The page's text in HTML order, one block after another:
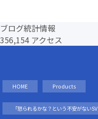
ブログ統計情報
356,154 アクセス
HOME Products
「怒られるかな？という不安がない